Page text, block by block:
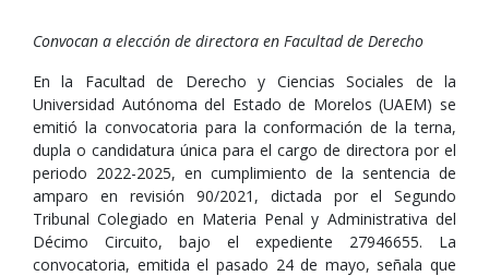
Convocan a elección de directora en Facultad de Derecho
En la Facultad de Derecho y Ciencias Sociales de la
Universidad Autónoma del Estado de Morelos (UAEM) se
emitió la convocatoria para la conformación de la terna,
dupla o candidatura única para el cargo de directora por el
periodo 2022-2025, en cumplimiento de la sentencia de
amparo en revisión 90/2021, dictada por el Segundo
Tribunal Colegiado en Materia Penal y Administrativa del
Décimo Circuito, bajo el expediente 27946655. La
convocatoria, emitida el pasado 24 de mayo, señala que